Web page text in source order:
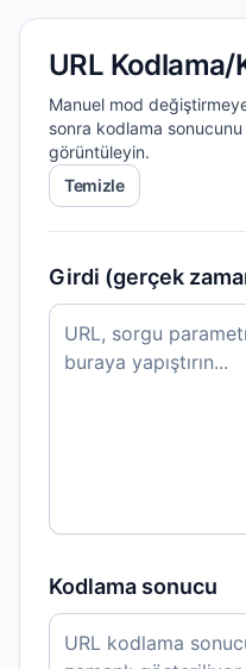
URL
Manuel mod
sonra kodlama
görüntüleyin.
Temizle
Girdi (gerçek
Kodlama sonucu